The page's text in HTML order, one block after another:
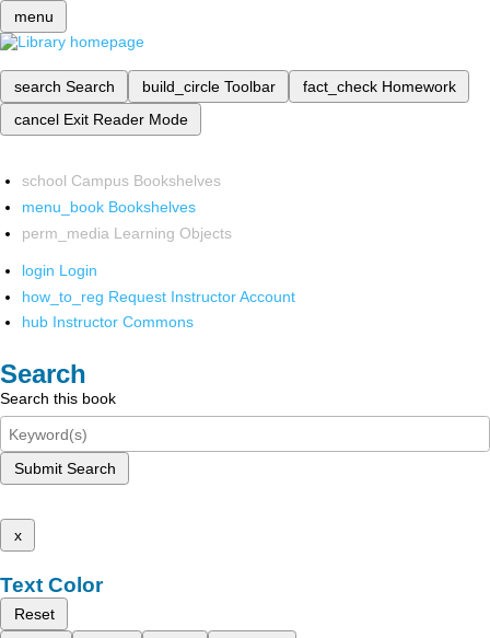
menu
search Search build_circle Toolbar fact_check Homework
cancel Exit Reader Mode
school Campus Bookshelves
menu_book Bookshelves
perm_media Learning Objects
login Login
how_to_reg Request Instructor Account
hub Instructor Commons
Search
Search this book
Submit Search
x
Text Color
Reset